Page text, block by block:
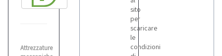
Attrezzature
sito
per
scaricare
le
condizioni